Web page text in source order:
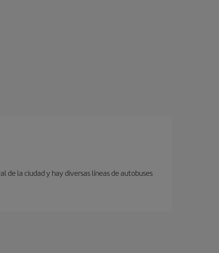
la ciudad y hay diversas líneas de autobuses